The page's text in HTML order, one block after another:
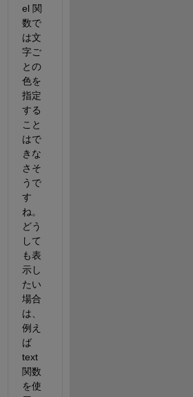
el 関
数で
は文
字ご
との
色を
指定
する
こと
はで
きな
さそ
うで
す
ね。
どう
して
も表
示し
たい
場合
は、
例え
ば
text
関数
を使